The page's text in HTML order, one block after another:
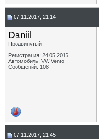
07.11.2017, 21:14
Daniil
Продвинутый
Регистрация: 24.05.2016
Автомобиль: VW Vento
Сообщений: 108
07.11.2017, 21:45